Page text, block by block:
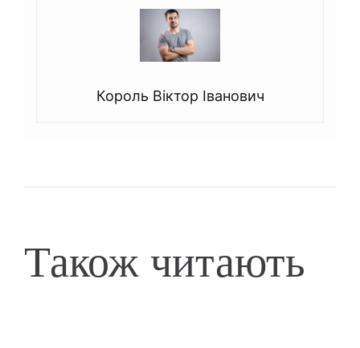
Король Віктор Іванович
Також читають